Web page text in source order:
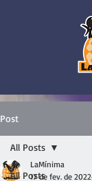
Post
All Posts
All Posts
LaMínima
17 de fev. de 2022